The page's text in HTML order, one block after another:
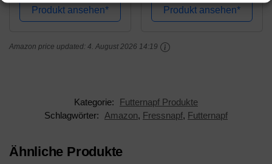
Katzennapf Erhöht
Keramik Napf
Katzen Futternapf
Produkt ansehen*
2er Katzen Napfset für
Katzen Hunde Welpe
Produkt ansehen*
Amazon price updated: 4. August 2026 14:19
Kategorie:
Futternapf Produkte
Schlagwörter:
Amazon, Fressnapf, Futternapf
Ähnliche Produkte